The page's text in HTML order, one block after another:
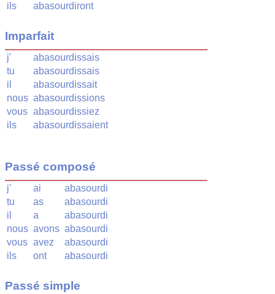
ils
abasourdiront
Imparfait
j'
abasourdissais
tu
abasourdissais
il
abasourdissait
nous abasourdissions
vous abasourdissiez
ils
abasourdissaient
Passé composé
j' ai
abasourdi
tu
as
abasourdi
il
a
abasourdi
nous avons abasourdi
vous avez
abasourdi
ils
ont abasourdi
Passé simple